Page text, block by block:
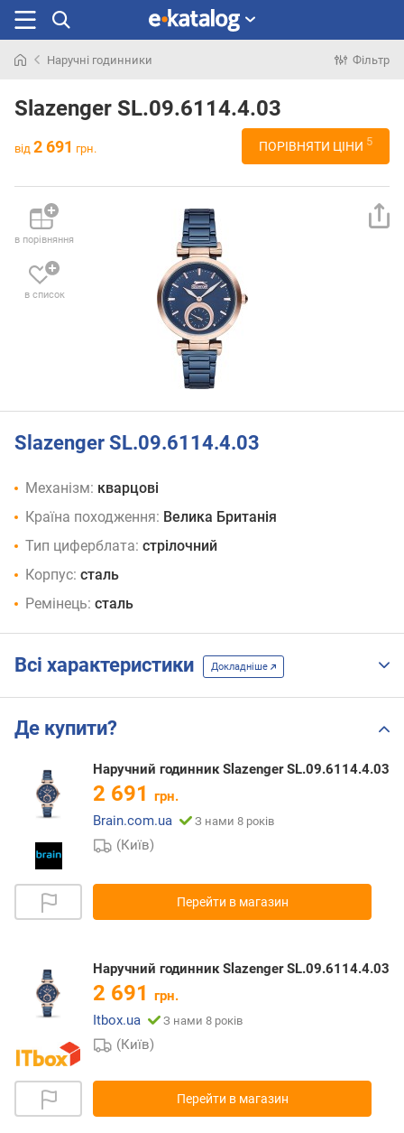
раніше
Наручні годинники Фільтр
Slazenger SL.09.6114.4.03
від 2 691 грн. ПОРІВНЯТИ ЦІНИ 5
в порівняння
в список
Slazenger SL.09.6114.4.03
Механізм: кварцові
Країна походження: Велика Британія
Тип циферблата: стрілочний
Корпус: сталь
Ремінець: сталь
Всі характеристики Докладніше
Де купити?
Наручний годинник Slazenger SL.09.6114.4.03
2 691 грн.
Brain.com.ua
З нами 8 років
(Київ)
Перейти в магазин
Наручний годинник Slazenger SL.09.6114.4.03
2 691 грн.
Itbox.ua
З нами 8 років
(Київ)
Перейти в магазин